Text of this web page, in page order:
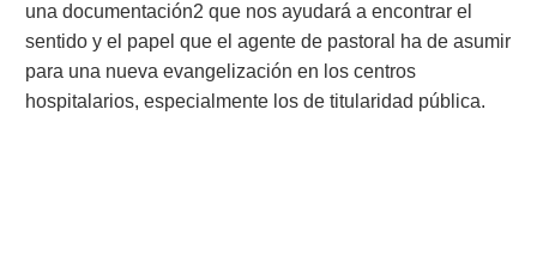
una documentación2 que nos ayudará a encontrar el
sentido y el papel que el agente de pastoral ha de asumir
para una nueva evangelización en los centros
hospitalarios, especialmente los de titularidad pública.